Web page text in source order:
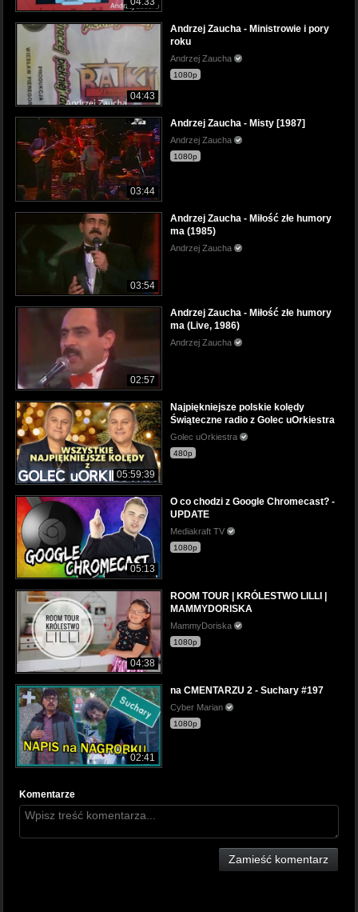
04:43
Andrzej Zaucha - Ministrowie i pory
roku
Andrzej Zaucha
1080p
03:44
Andrzej Zaucha - Misty [1987]
Andrzej Zaucha
1080p
03:54
Andrzej Zaucha - Miłość złe humory
ma (1985)
Andrzej Zaucha
02:57
Andrzej Zaucha - Miłość złe humory
ma (Live, 1986)
Andrzej Zaucha
05:59:39
Najpiękniejsze polskie kolędy
Świąteczne radio z Golec uOrkiestra
Golec uOrkiestra
480p
05:13
O co chodzi z Google Chromecast? -
UPDATE
Mediakraft TV
1080p
04:38
ROOM TOUR | KRÓLESTWO LILLI |
MAMMYDORISKA
MammyDoriska
1080p
02:41
na CMENTARZU 2 - Suchary #197
Cyber Marian
1080p
Komentarze
Zamieść komentarz